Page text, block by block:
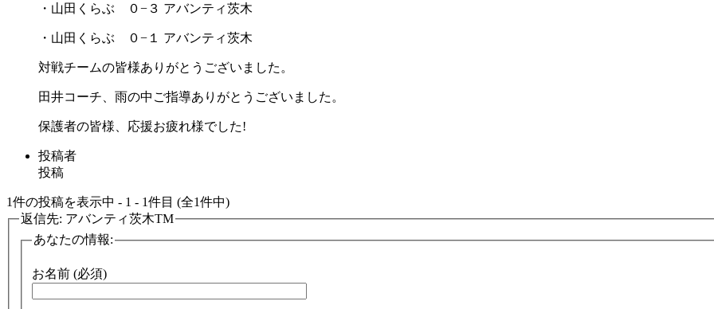
・山田くらぶ ０−３ アバンティ茨木
・山田くらぶ ０−１ アバンティ茨木
対戦チームの皆様ありがとうございました。
田井コーチ、雨の中ご指導ありがとうございました。
保護者の皆様、応援お疲れ様でした!
投稿者
投稿
1件の投稿を表示中 - 1 - 1件目 (全1件中)
返信先: アバンティ茨木TM
あなたの情報:
お名前 (必須)